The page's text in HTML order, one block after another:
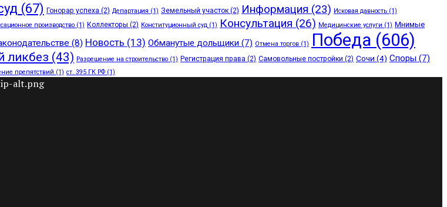
(67) Гонорар успеха (2) Департация (1) Земельный участок (2) Информация (23) Исковая давность (1)
производство (1) Коллекторы (2) Конституционный суд (1) Консультация (26) Медицинские услуги (1) Мнимые
(8) Новость (13) Обманутые дольщики (7) Отмена торгов (1) Победа (606)
ликбез (43) Разрешение на строительство (1) Регистрация права (2) Самовольные постройки (2) Сочи (4) Споры (7)
препятствий (1) ст. 395 ГК РФ (1)